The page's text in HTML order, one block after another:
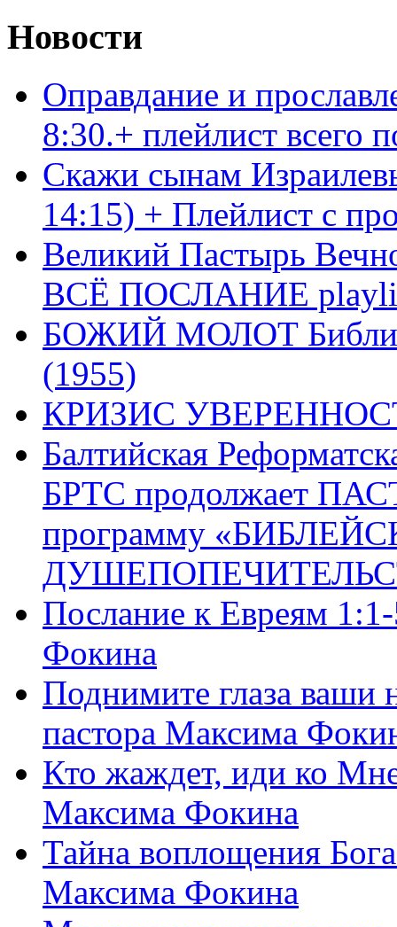
Новости
Оправдание и
8:30.+ плейлист
Скажи сынам
14:15) + Плейлист с
Великий Пастырь
ВСЁ ПОСЛАНИЕ
БОЖИЙ МОЛОТ Библия
(1955)
КРИЗИС
Балтийская
БРТС продолжает
программу
Послание к Евреям
Фокина
Поднимите глаза ваши
пастора Максима
Кто жаждет, иди ко
Максима Фокина
Тайна воплощения
Максима Фокина